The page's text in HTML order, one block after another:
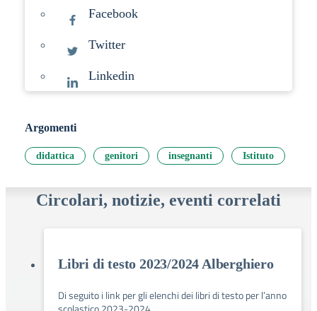
Facebook
Twitter
Linkedin
Argomenti
didattica genitori insegnanti Istituto
Circolari, notizie, eventi correlati
Libri di testo 2023/2024 Alberghiero
Di seguito i link per gli elenchi dei libri di testo per l’anno